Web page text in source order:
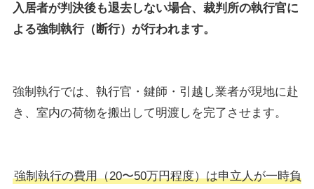
入居者が判決後も退去しない場合、裁判所の執行官に
よる強制執行（断行）が行われます。
強制執行では、執行官・鍵師・引越し業者が現地に赴
き、室内の荷物を搬出して明渡しを完了させます。
強制執行の費用（20〜50万円程度）は申立人が一時負